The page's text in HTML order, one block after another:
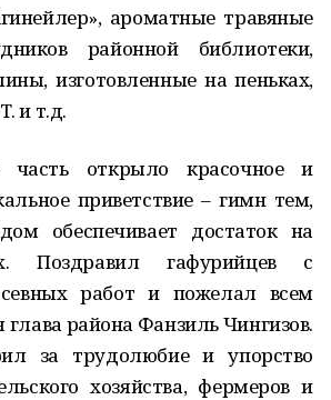
ароматные травяные
районной библиотеки,
изготовленные на пеньках,
и т.д.
часть открыло красочное и
приветствие – гимн тем,
обеспечивает достаток на
Поздравил гафурийцев с
работ и пожелал всем
глава района Фанзиль Чингизов.
за трудолюбие и упорство
хозяйства, фермеров и